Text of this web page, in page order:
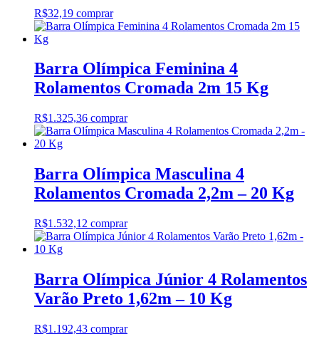
R$32,19 comprar
Barra Olímpica Feminina 4
Rolamentos Cromada 2m 15 Kg
R$1.325,36 comprar
Barra Olímpica Masculina 4
Rolamentos Cromada 2,2m – 20 Kg
R$1.532,12 comprar
Barra Olímpica Júnior 4 Rolamentos
Varão Preto 1,62m – 10 Kg
R$1.192,43 comprar